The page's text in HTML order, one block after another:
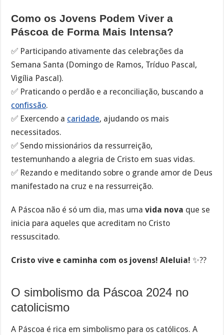
Como os Jovens Podem Viver a
Páscoa de Forma Mais Intensa?
✅ Participando ativamente das celebrações da
Semana Santa (Domingo de Ramos, Tríduo Pascal,
Vigília Pascal).
✅ Praticando o perdão e a reconciliação, buscando a
confissão.
✅ Exercendo a caridade, ajudando os mais
necessitados.
✅ Sendo missionários da ressurreição,
testemunhando a alegria de Cristo em suas vidas.
✅ Rezando e meditando sobre o grande amor de Deus
manifestado na cruz e na ressurreição.
A Páscoa não é só um dia, mas umavida nova que se
inicia para aqueles que acreditam no Cristo
ressuscitado.
Cristo vive e caminha com os jovens! Aleluia! ✨??
O simbolismo da Páscoa 2024 no
catolicismo
A Páscoa é rica em simbolismo para os católicos. A